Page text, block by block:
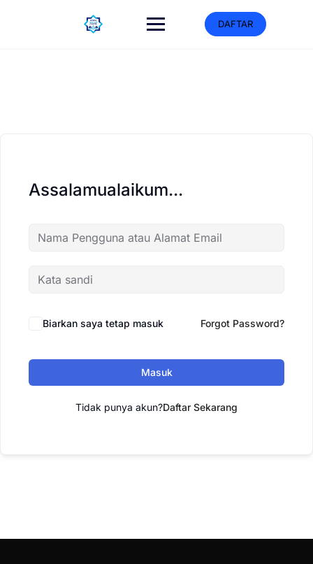
DAFTAR
Assalamualaikum...
Biarkan saya tetap masuk Forgot Password?
Masuk
Tidak punya akun?Daftar Sekarang